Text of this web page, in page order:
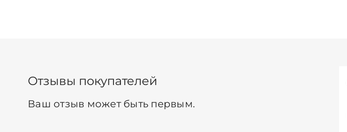
Отзывы покупателей
Ваш отзыв может быть первым.